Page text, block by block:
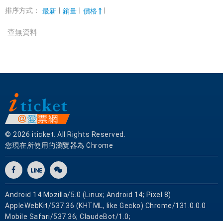
排序方式：
最新 銷量 價格
查無資料
© 2026 iticket. All Rights Reserved.
您現在所使用的瀏覽器為 Chrome
Android 14 Mozilla/5.0 (Linux; Android 14; Pixel 8)
AppleWebKit/537.36 (KHTML, like Gecko) Chrome/131.0.0.0
Mobile Safari/537.36; ClaudeBot/1.0;